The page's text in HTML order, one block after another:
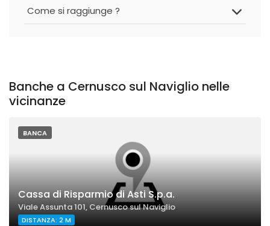
Come si raggiunge ?
Banche a Cernusco sul Naviglio nelle
vicinanze
BANCA
Cassa di Risparmio di Asti S.p.a.
Viale Assunta 101, Cernusco sul Naviglio
DISTANZA: 2 M